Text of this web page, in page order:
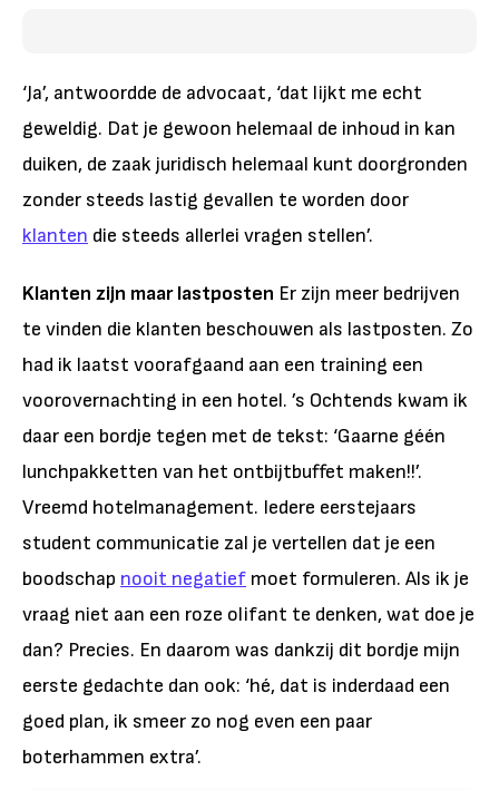
‘Ja’, antwoordde de advocaat, ‘dat lijkt me echt
geweldig. Dat je gewoon helemaal de inhoud in kan
duiken, de zaak juridisch helemaal kunt doorgronden
zonder steeds lastig gevallen te worden door
klanten die steeds allerlei vragen stellen’.
Klanten zijn maar lastposten Er zijn meer bedrijven
te vinden die klanten beschouwen als lastposten. Zo
had ik laatst voorafgaand aan een training een
voorovernachting in een hotel. ’s Ochtends kwam ik
daar een bordje tegen met de tekst: ‘Gaarne géén
lunchpakketten van het ontbijtbuffet maken!!’.
Vreemd hotelmanagement. Iedere eerstejaars
student communicatie zal je vertellen dat je een
boodschap nooit negatief moet formuleren. Als ik je
vraag niet aan een roze olifant te denken, wat doe je
dan? Precies. En daarom was dankzij dit bordje mijn
eerste gedachte dan ook: ‘hé, dat is inderdaad een
goed plan, ik smeer zo nog even een paar
boterhammen extra’.